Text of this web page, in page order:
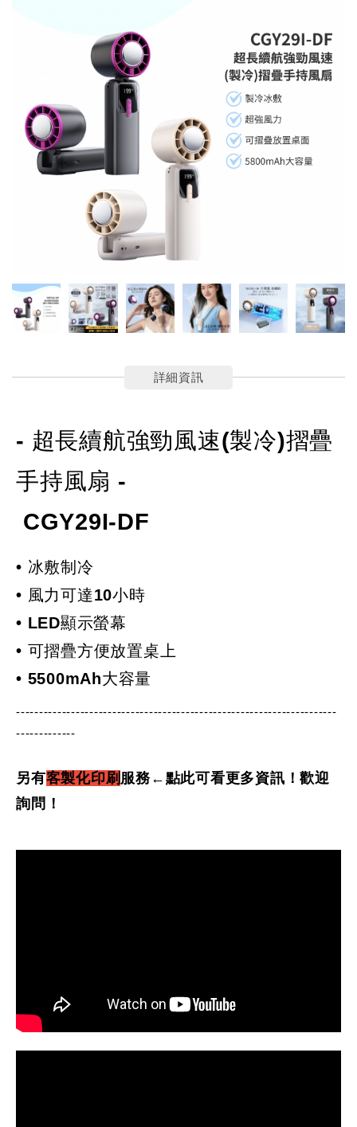
詳細資訊
- 超長續航強勁風速(製冷)摺疊
手持風扇 -
CGY29I-DF
• 冰敷制冷
• 風力可達10小時
• LED顯示螢幕
• 可摺疊方便放置桌上
• 5500mAh大容量
----------------------------------------------------------------------
-------------
另有客製化印刷 服務←點此可看更多資訊！歡迎
詢問！